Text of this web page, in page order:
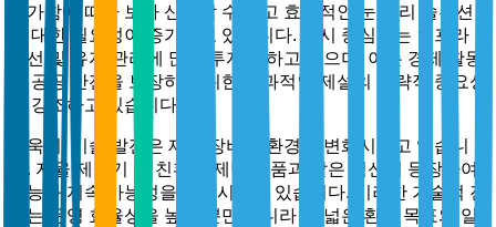
증가함에 따라 보다 신뢰할 수 있고 효율적인 눈 관리 솔루션
에 대한 필요성이 증가하고 있습니다. 도시 중심지는 인프라
개선 및 유지 관리에 많은 투자를 하고 있으며, 이는 경제 활동
과 공공 안전을 보장하기 위한 효과적인 제설의 전략적 중요성
을 강조하고 있습니다.
더욱이, 기술 발전은 제설 장비의 환경을 변화시키고 있습니
다. 자율 제설기 및 친환경 제빙 제품과 같은 혁신이 등장하여
성능과 지속 가능성을 향상시키고 있습니다. 이러한 기술적 진
화는 운영 효율성을 높일 뿐만 아니라 더 넓은 환경 목표와 일